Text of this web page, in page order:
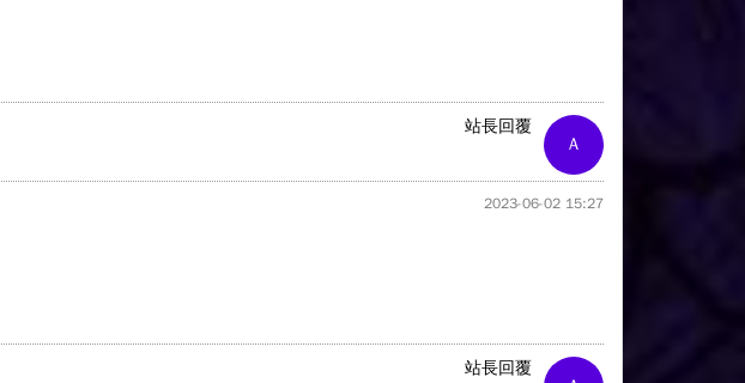
A
站長回覆
2023-06-02 15:27
站長回覆